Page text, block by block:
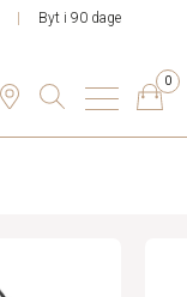
Byt i 90 dage
0